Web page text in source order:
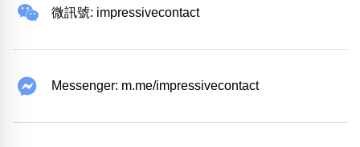
微訊號: impressivecontact
Messenger: m.me/impressivecontact